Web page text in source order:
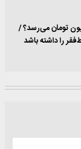
در سال ۱۴۰۴ به ۳۵ میلیون تومان می‌رسد؟ /
را داشته باشد